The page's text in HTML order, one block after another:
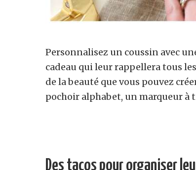
Personnalisez un coussin avec
cadeau qui leur rappellera tous
de la beauté que vous pouvez
pochoir alphabet, un marqueur à
Des tacos pour organiser